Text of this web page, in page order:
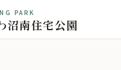
PARK
沼南住宅公園